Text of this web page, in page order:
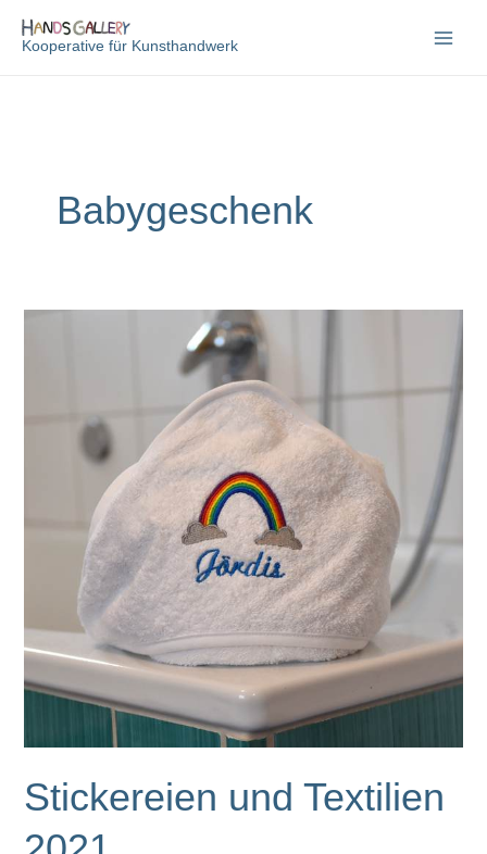
InhaltKooperative für Kunsthandwerk
Babygeschenk
Stickereien und Textilien